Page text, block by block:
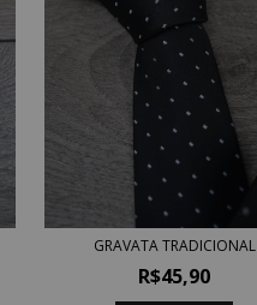
GRAVATA TRADICIONAL
R$45,90